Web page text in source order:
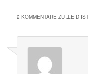
2 KOMMENTARE ZU „LEID